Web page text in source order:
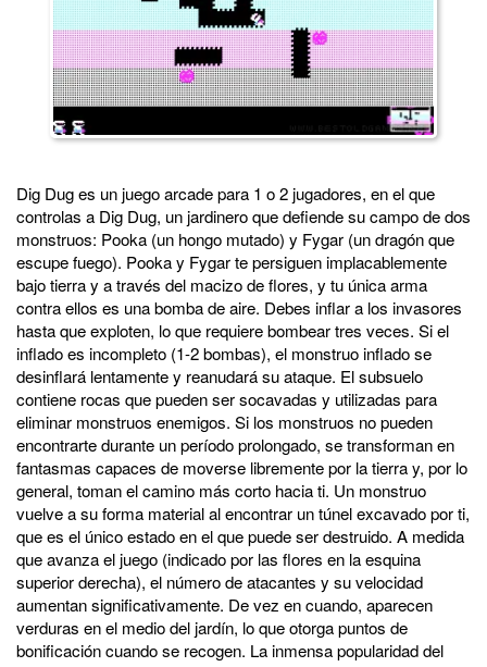
Dig Dug es un juego arcade para 1 o 2 jugadores, en el que
controlas a Dig Dug, un jardinero que defiende su campo de dos
monstruos: Pooka (un hongo mutado) y Fygar (un dragón que
escupe fuego). Pooka y Fygar te persiguen implacablemente
bajo tierra y a través del macizo de flores, y tu única arma
contra ellos es una bomba de aire. Debes inflar a los invasores
hasta que exploten, lo que requiere bombear tres veces. Si el
inflado es incompleto (1-2 bombas), el monstruo inflado se
desinflará lentamente y reanudará su ataque. El subsuelo
contiene rocas que pueden ser socavadas y utilizadas para
eliminar monstruos enemigos. Si los monstruos no pueden
encontrarte durante un período prolongado, se transforman en
fantasmas capaces de moverse libremente por la tierra y, por lo
general, toman el camino más corto hacia ti. Un monstruo
vuelve a su forma material al encontrar un túnel excavado por ti,
que es el único estado en el que puede ser destruido. A medida
que avanza el juego (indicado por las flores en la esquina
superior derecha), el número de atacantes y su velocidad
aumentan significativamente. De vez en cuando, aparecen
verduras en el medio del jardín, lo que otorga puntos de
bonificación cuando se recogen. La inmensa popularidad del